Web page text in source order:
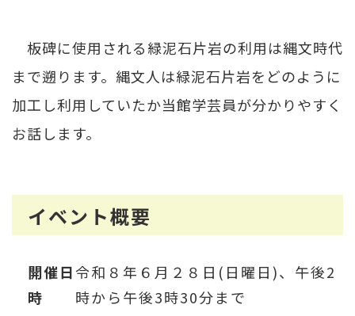
板碑に使用される緑泥石片岩の利用は縄文時代
まで遡ります。縄文人は緑泥石片岩をどのように
加工し利用していたか当館学芸員が分かりやすく
お話します。
イベント概要
開催日
時
令和８年６月２８日(日曜日)、午後2
時から午後3時30分まで